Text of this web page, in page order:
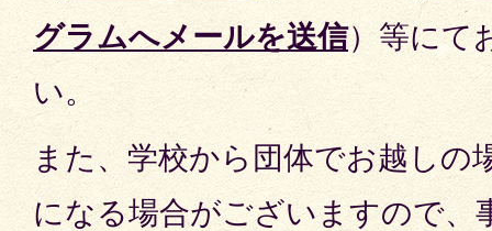
グラムへメールを送信）等にて
い。
また、学校から団体でお越しの
になる場合がございますので、